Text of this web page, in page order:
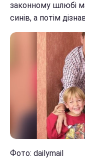
законному шлюбі
синів, а потім
Фото: dailymail